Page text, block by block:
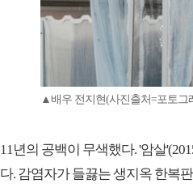
▲배우 전지현(사진출처=포토그
11년의 공백이 무색했다. '암살
다. 감염자가 들끓는 생지옥 한복